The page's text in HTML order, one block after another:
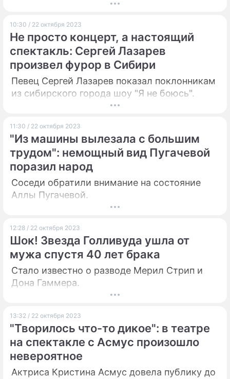
10:30 / 22 октября 2023
Не просто концерт, а настоящий
спектакль: Сергей Лазарев
произвел фурор в Сибири
Певец Сергей Лазарев показал поклонникам
из сибирского города шоу "Я не боюсь".
11:30 / 22 октября 2023
"Из машины вылезала с большим
трудом": немощный вид Пугачевой
поразил народ
Соседи обратили внимание на состояние
Аллы Пугачевой.
12:28 / 22 октября 2023
Шок! Звезда Голливуда ушла от
мужа спустя 40 лет брака
Стало известно о разводе Мерил Стрип и
Дона Гаммера.
13:32 / 22 октября 2023
"Творилось что-то дикое": в театре
на спектакле с Асмус произошло
невероятное
Актриса Кристина Асмус довела публику до